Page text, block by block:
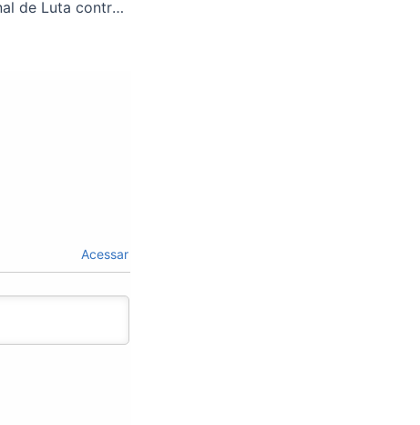
8/12: Dia Nacional de Luta contra a Reforma Administrativa! Pressione os deputados
Acessar